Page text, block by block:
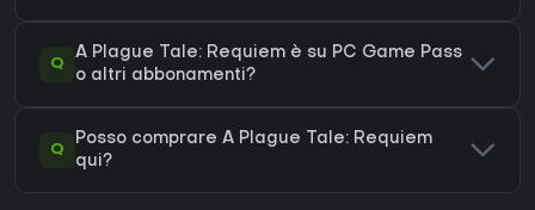
Q
A Plague Tale: Requiem è su PC Game Pass
o altri abbonamenti?
Q
Posso comprare A Plague Tale: Requiem
qui?